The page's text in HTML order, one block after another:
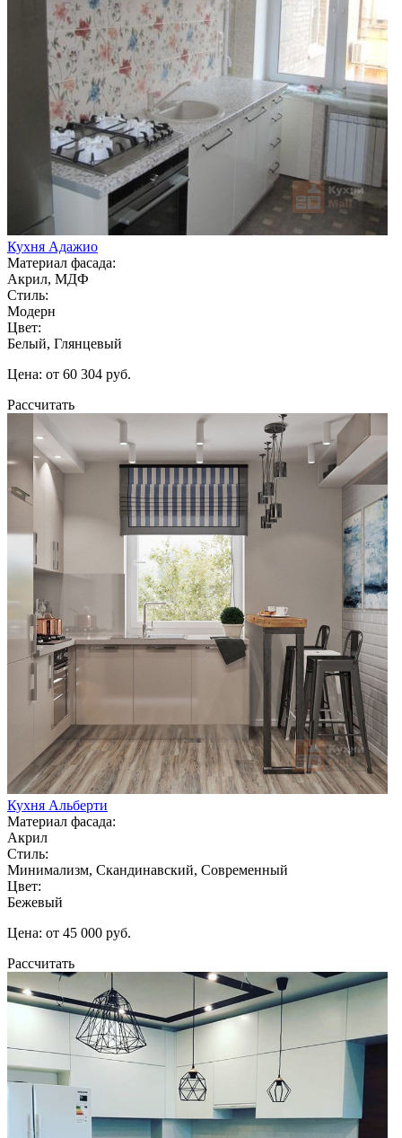
Кухня Адажио
Материал фасада:
Акрил, МДФ
Стиль:
Модерн
Цвет:
Белый, Глянцевый
Цена: от 60 304 руб.
Рассчитать
Кухня Альберти
Материал фасада:
Акрил
Стиль:
Минимализм, Скандинавский, Современный
Цвет:
Бежевый
Цена: от 45 000 руб.
Рассчитать